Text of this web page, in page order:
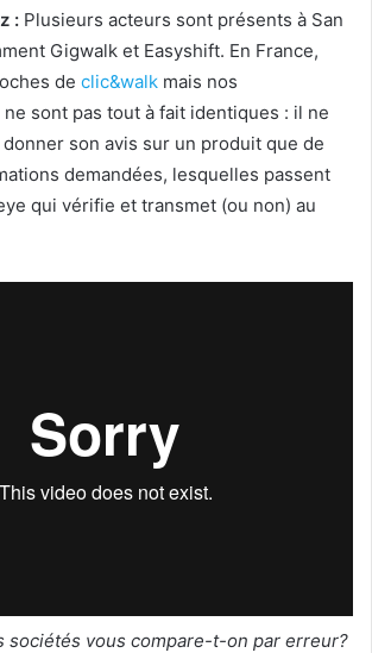
: Plusieurs acteurs sont présents à San
Gigwalk et Easyshift. En France,
de clic&walk mais nos
sont pas tout à fait identiques : il ne
donner son avis sur un produit que de
demandées, lesquelles passent
qui vérifie et transmet (ou non) au
sociétés vous compare-t-on par erreur?